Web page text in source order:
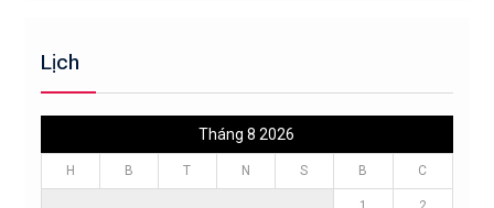
Lịch
Tháng 8 2026
H B T N S B C